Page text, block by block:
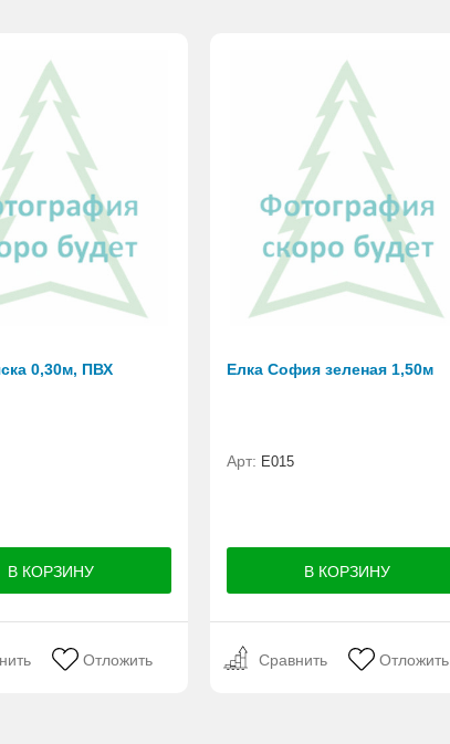
0,30м, ПВХ
Отложить
Елка София зеленая 1,50м
Арт: E015
Сравнить Отложить